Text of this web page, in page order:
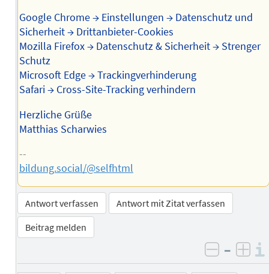
Google Chrome → Einstellungen → Datenschutz und
Sicherheit → Drittanbieter-Cookies
Mozilla Firefox → Datenschutz & Sicherheit → Strenger
Schutz
Microsoft Edge → Trackingverhinderung
Safari → Cross-Site-Tracking verhindern
Herzliche Grüße
Matthias Scharwies
--
bildung.social/@selfhtml
Antwort verfassen
Antwort mit Zitat verfassen
Beitrag melden
negativ
–